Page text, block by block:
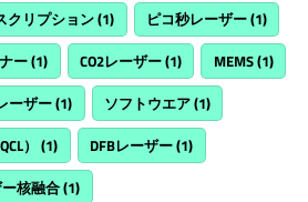
クリプション(1) ピコ秒レーザー(1)
ー(1) CO2レーザー(1) MEMS(1)
ーザー(1) ソフトウエア(1)
） (1) DFBレーザー(1)
核融合(1)